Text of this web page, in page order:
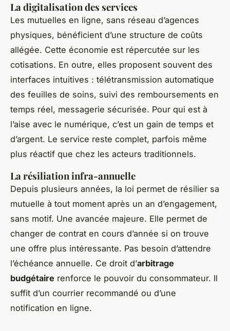
La digitalisation des services
Les mutuelles en ligne, sans réseau d’agences
physiques, bénéficient d’une structure de coûts
allégée. Cette économie est répercutée sur les
cotisations. En outre, elles proposent souvent des
interfaces intuitives : télétransmission automatique
des feuilles de soins, suivi des remboursements en
temps réel, messagerie sécurisée. Pour qui est à
l’aise avec le numérique, c’est un gain de temps et
d’argent. Le service reste complet, parfois même
plus réactif que chez les acteurs traditionnels.
La résiliation infra-annuelle
Depuis plusieurs années, la loi permet de résilier sa
mutuelle à tout moment après un an d’engagement,
sans motif. Une avancée majeure. Elle permet de
changer de contrat en cours d’année si on trouve
une offre plus intéressante. Pas besoin d’attendre
l’échéance annuelle. Ce droit d’arbitrage
budgétaire renforce le pouvoir du consommateur. Il
suffit d’un courrier recommandé ou d’une
notification en ligne.